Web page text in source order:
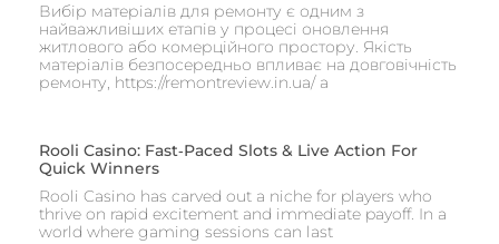
Вибір матеріалів для ремонту є одним з
найважливіших етапів у процесі оновлення
житлового або комерційного простору. Якість
матеріалів безпосередньо впливає на довговічність
ремонту, https://remontreview.in.ua/ а
Rooli Casino: Fast‑Paced Slots & Live Action For
Quick Winners
Rooli Casino has carved out a niche for players who
thrive on rapid excitement and immediate payoff. In a
world where gaming sessions can last